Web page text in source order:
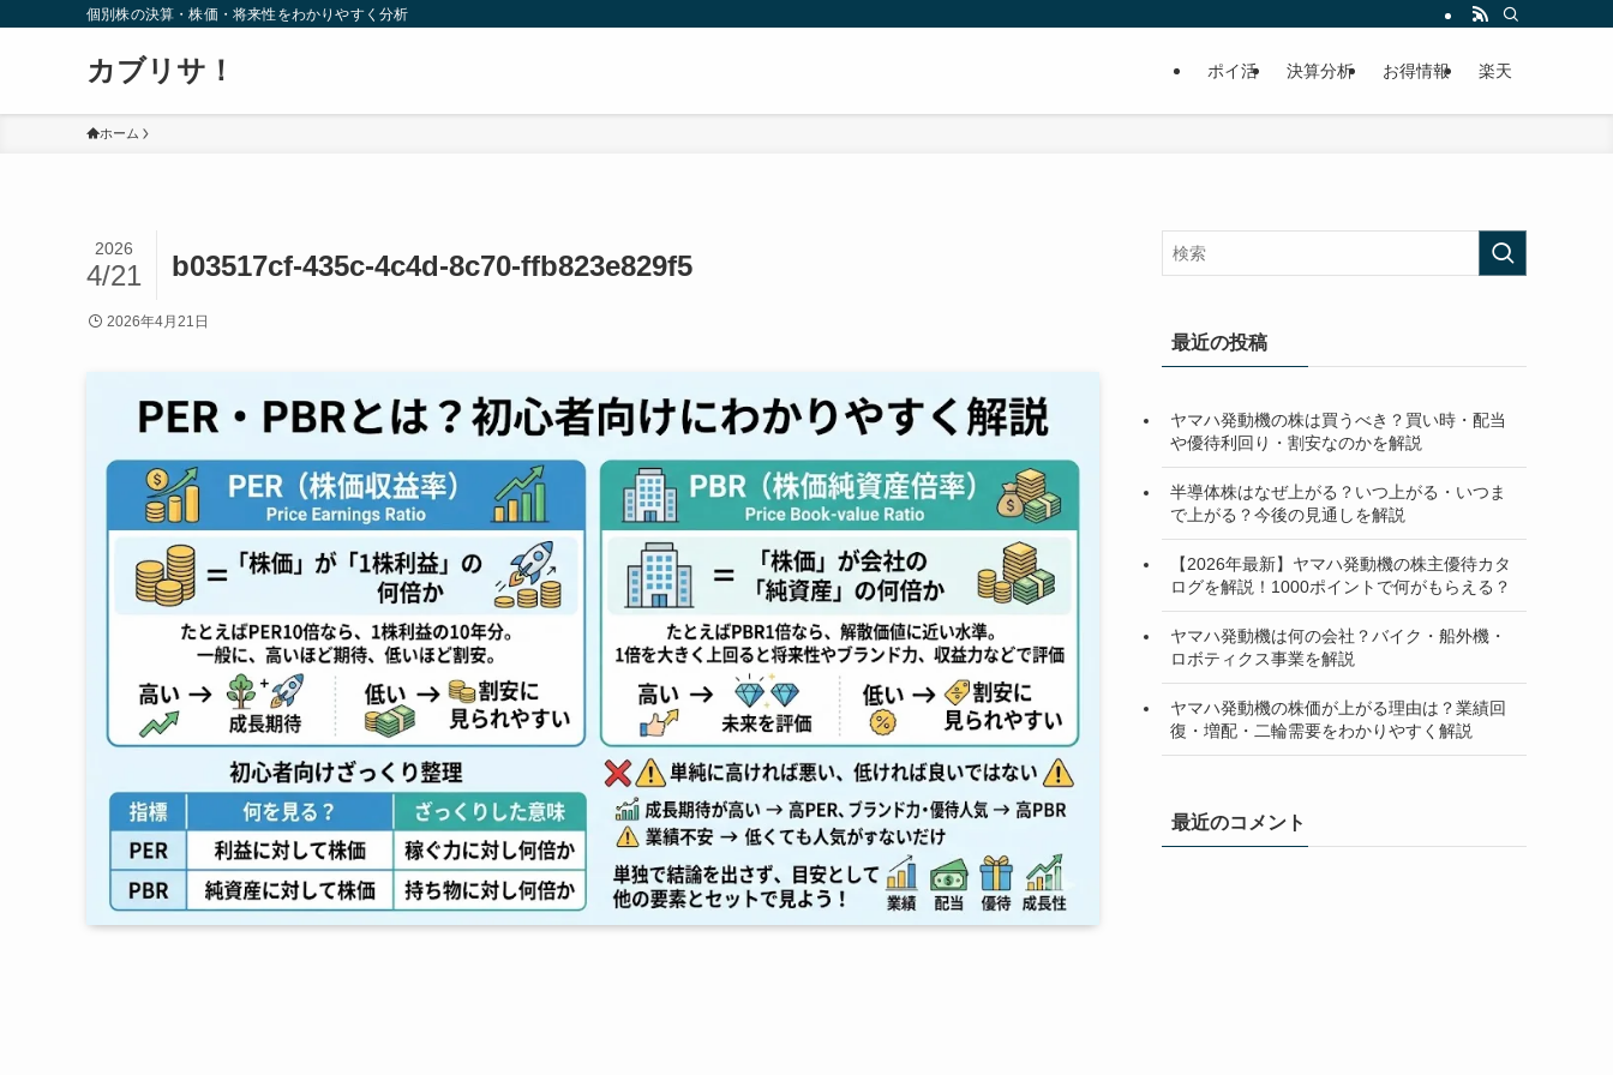
個別株の決算・株価・将来性をわかりやすく分析
カブリサ！ ポイ活 決算分析 お得情報 楽天
ホーム
b03517cf-435c-4c4d-8c70-ffb823e829f5
2026
4/21
2026年4月21日
最近の投稿
ヤマハ発動機の株は買うべき？買い時・配当
や優待利回り・割安なのかを解説
半導体株はなぜ上がる？いつ上がる・いつま
で上がる？今後の見通しを解説
【2026年最新】ヤマハ発動機の株主優待カタ
ログを解説！1000ポイントで何がもらえる？
ヤマハ発動機は何の会社？バイク・船外機・
ロボティクス事業を解説
ヤマハ発動機の株価が上がる理由は？業績回
復・増配・二輪需要をわかりやすく解説
最近のコメント